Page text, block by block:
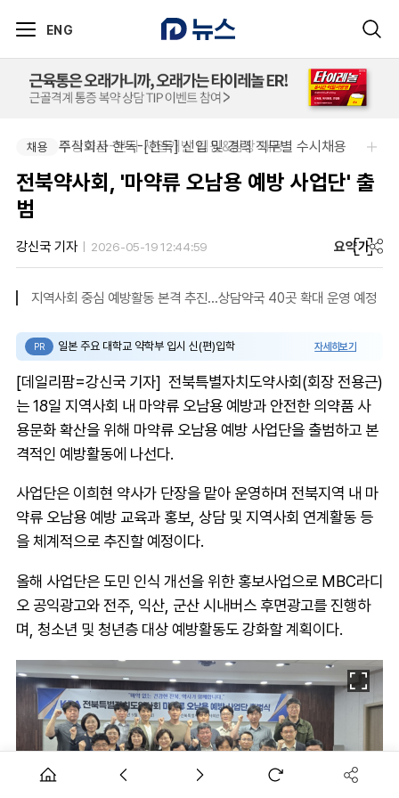
ENG
채용 부광약품-본사 사업개발 팀원&팀장 채용
채용 주식회사 한독-[한독] 신입 및 경력 직무별 수시채용
전북약사회, '마약류 오남용 예방 사업단' 출
범
강신국 기자 2026-05-19 12:44:59 요약가
지역사회 중심 예방활동 본격 추진...상담약국 40곳 확대 운영 예정
PR 일본 주요 대학교 약학부 입시 신(편)입학 자세히보기
[데일리팜=강신국 기자] 전북특별자치도약사회(회장 전용근)
는 18일 지역사회 내 마약류 오남용 예방과 안전한 의약품 사
용문화 확산을 위해 마약류 오남용 예방 사업단을 출범하고 본
격적인 예방활동에 나선다.
사업단은 이희현 약사가 단장을 맡아 운영하며 전북지역 내 마
약류 오남용 예방 교육과 홍보, 상담 및 지역사회 연계활동 등
을 체계적으로 추진할 예정이다.
올해 사업단은 도민 인식 개선을 위한 홍보사업으로 MBC라디
오 공익광고와 전주, 익산, 군산 시내버스 후면광고를 진행하
며, 청소년 및 청년층 대상 예방활동도 강화할 계획이다.